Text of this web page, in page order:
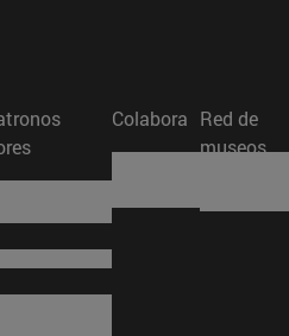
nueva ventana)
Colabora Red de
museos